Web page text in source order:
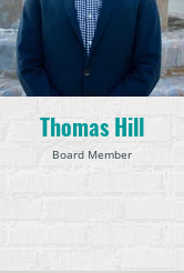
Thomas Hill
Board Member